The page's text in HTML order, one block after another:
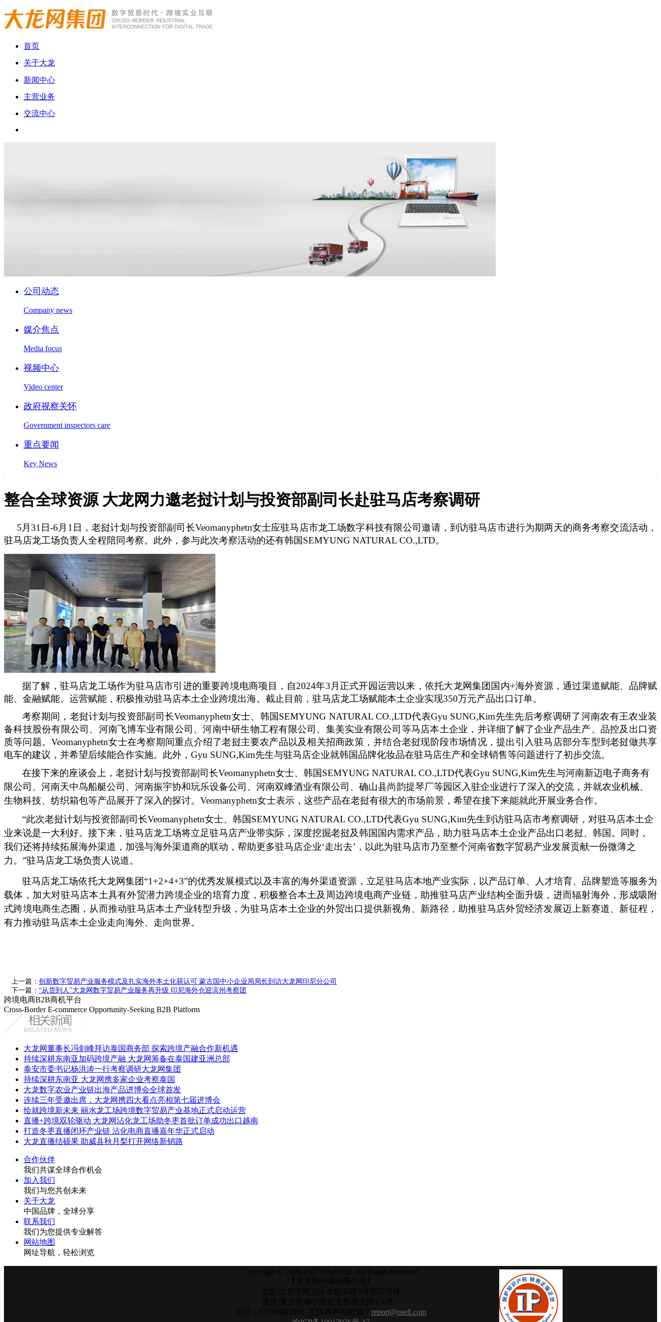
首页
关于大龙
新闻中心
主营业务
交流中心
公司动态
Company news
媒介焦点
Media focus
视频中心
Video center
政府视察关怀
Government inspectors care
重点要闻
Key News
整合全球资源 大龙网力邀老挝计划与投资部副司长赴驻马店考察调研
5月31日-6月1日，老挝计划与投资部副司长Veomanyphetn女士应驻马店市龙工场数字科技有限公司邀请，到访驻马店市进行为期两天的商务考察交流活动，
驻马店龙工场负责人全程陪同考察。此外，参与此次考察活动的还有韩国SEMYUNG NATURAL CO.,LTD。
据了解，驻马店龙工场作为驻马店市引进的重要跨境电商项目，自2024年3月正式开园运营以来，依托大龙网集团国内+海外资源，通过渠道赋能、品牌赋
能、金融赋能、运营赋能，积极推动驻马店本土企业跨境出海。截止目前，驻马店龙工场赋能本土企业实现350万元产品出口订单。
考察期间，老挝计划与投资部副司长Veomanyphetn女士、韩国SEMYUNG NATURAL CO.,LTD代表Gyu SUNG,Kim先生先后考察调研了河南农有王农业装
备科技股份有限公司、河南飞博车业有限公司、河南中研生物工程有限公司、集美实业有限公司等马店本土企业，并详细了解了企业产品生产、品控及出口资
质等问题。Veomanyphetn女士在考察期间重点介绍了老挝主要农产品以及相关招商政策，并结合老挝现阶段市场情况，提出引入驻马店部分车型到老挝做共享
电车的建议，并希望后续能合作实施。此外，Gyu SUNG,Kim先生与驻马店企业就韩国品牌化妆品在驻马店生产和全球销售等问题进行了初步交流。
在接下来的座谈会上，老挝计划与投资部副司长Veomanyphetn女士、韩国SEMYUNG NATURAL CO.,LTD代表Gyu SUNG,Kim先生与河南新迈电子商务有
限公司、河南天中鸟船艇公司、河南振宇协和玩乐设备公司、河南双峰酒业有限公司、确山县尚韵提琴厂等园区入驻企业进行了深入的交流，并就农业机械、
生物科技、纺织箱包等产品展开了深入的探讨。Veomanyphetn女士表示，这些产品在老挝有很大的市场前景，希望在接下来能就此开展业务合作。
“此次老挝计划与投资部副司长Veomanyphetn女士、韩国SEMYUNG NATURAL CO.,LTD代表Gyu SUNG,Kim先生到访驻马店市考察调研，对驻马店本土企
业来说是一大利好。接下来，驻马店龙工场将立足驻马店产业带实际，深度挖掘老挝及韩国国内需求产品，助力驻马店本土企业产品出口老挝、韩国。同时，
我们还将持续拓展海外渠道，加强与海外渠道商的联动，帮助更多驻马店企业‘走出去’，以此为驻马店市乃至整个河南省数字贸易产业发展贡献一份微薄之
力。”驻马店龙工场负责人说道。
驻马店龙工场依托大龙网集团“1+2+4+3”的优秀发展模式以及丰富的海外渠道资源，立足驻马店本地产业实际，以产品订单、人才培育、品牌塑造等服务为
载体，加大对驻马店本土具有外贸潜力跨境企业的培育力度，积极整合本土及周边跨境电商产业链，助推驻马店产业结构全面升级，进而辐射海外，形成吸附
式跨境电商生态圈，从而推动驻马店本土产业转型升级，为驻马店本土企业的外贸出口提供新视角、新路径，助推驻马店外贸经济发展迈上新赛道、新征程，
有力推动驻马店本土企业走向海外、走向世界。
上一篇： 创新数字贸易产业服务模式及扎实海外本土化获认可 蒙古国中小企业局局长到访大龙网印尼分公司
下一篇： “从货到人”大龙网数字贸易产业服务再升级 印尼海外仓迎滨州考察团
跨境电商B2B商机平台
Cross-Border E-commerce Opportunity-Seeking B2B Platform
大龙网董事长冯剑峰拜访泰国商务部 探索跨境产融合作新机遇
持续深耕东南亚加码跨境产融 大龙网筹备在泰国建亚洲总部
泰安市委书记杨洪涛一行考察调研大龙网集团
持续深耕东南亚 大龙网携多家企业考察泰国
大龙数字农业产业链出海产品进博会全球首发
连续三年受邀出席，大龙网携四大看点亮相第七届进博会
绘就跨境新未来 丽水龙工场跨境数字贸易产业基地正式启动运营
直播+跨境双轮驱动 大龙网沾化龙工场助冬枣首批订单成功出口越南
打造冬枣直播闭环产业链 沾化电商直播嘉年华正式启动
大龙直播结硕果 助威县秋月梨打开网络新销路
合作伙伴
我们共谋全球合作机会
加入我们
我们与您共创未来
关于大龙
中国品牌，全球分享
联系我们
我们为您提供专业解答
网站地图
网址导航，轻松浏览
report@osell.com